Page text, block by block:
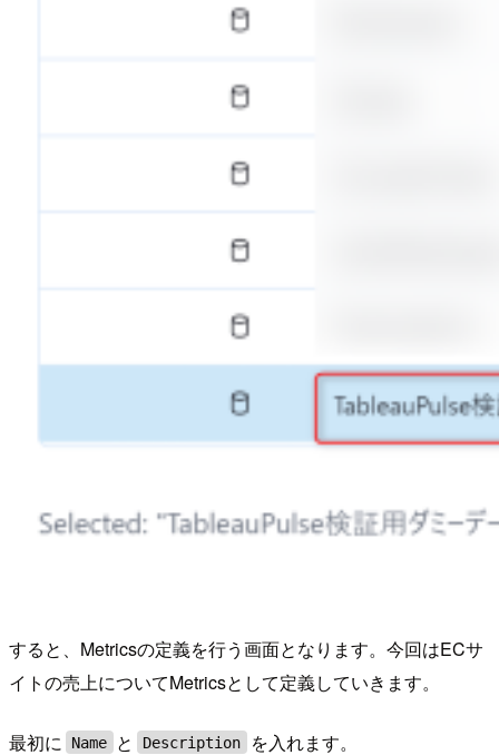
すると、Metricsの定義を行う画面となります。今回はECサ
イトの売上についてMetricsとして定義していきます。
最初に Name と Description を入れます。